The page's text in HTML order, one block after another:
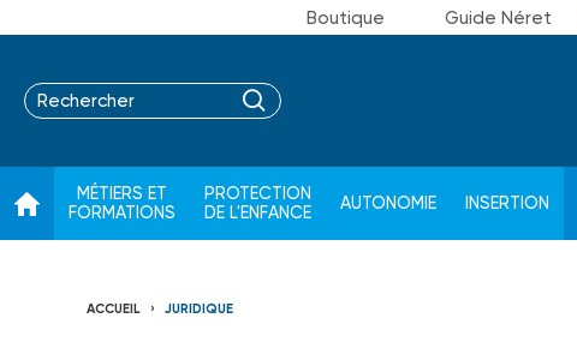
Boutique Guide Néret
MÉTIERS ET
FORMATIONS
PROTECTION
DE L'ENFANCE
AUTONOMIE INSERTION
ACCUEIL JURIDIQUE